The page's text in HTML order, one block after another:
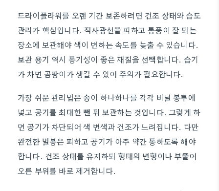
드라이플라워를 오랜 기간 보존하려면 건조 상태와 습도
관리가 핵심입니다. 직사광선을 피하고 통풍이 잘 되는
장소에 보관해야 색이 변하는 속도를 늦출 수 있습니다.
보관 용기 역시 통기성이 좋은 재질을 선택합니다. 습기
가 차면 곰팡이가 생길 수 있어 주의가 필요합니다.
가장 쉬운 관리법은 송이 하나하나를 각각 비닐 봉투에
넣고 공기를 최대한 뺀 뒤 보관하는 것입니다. 그렇게 하
면 공기가 차단되어 색 변색과 건조가 느려집니다. 다만
완전한 밀봉은 피하고 공기가 아주 약간 통하도록 해야
합니다. 건조 상태를 유지하되 형태의 변형이나 부풀어
오른 부위를 바로 제거합니다.